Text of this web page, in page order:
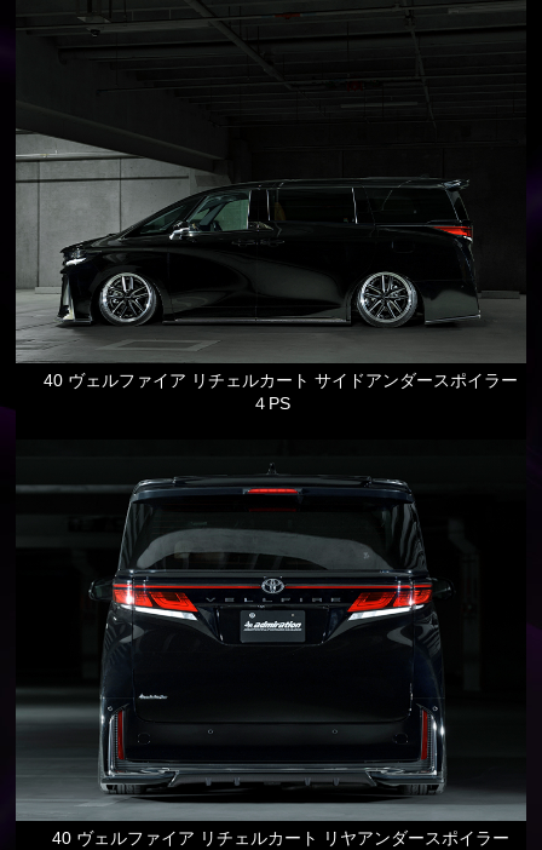
40 ヴェルファイア リチェルカート サイドアンダースポイラー
４PS
40 ヴェルファイア リチェルカート リヤアンダースポイラー